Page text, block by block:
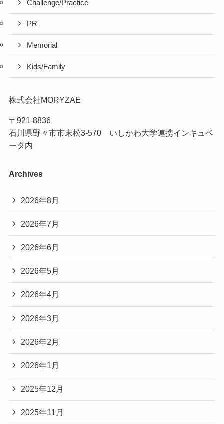
Challenge/Practice
PR
Memorial
Kids/Family
株式会社MORYZAE
〒921-8836
石川県野々市市末松3-570 いしかわ大学連携インキュベ
ータ内
Archives
2026年8月
2026年7月
2026年6月
2026年5月
2026年4月
2026年3月
2026年2月
2026年1月
2025年12月
2025年11月